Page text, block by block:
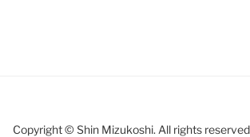
Copyright © Shin Mizukoshi. All rights